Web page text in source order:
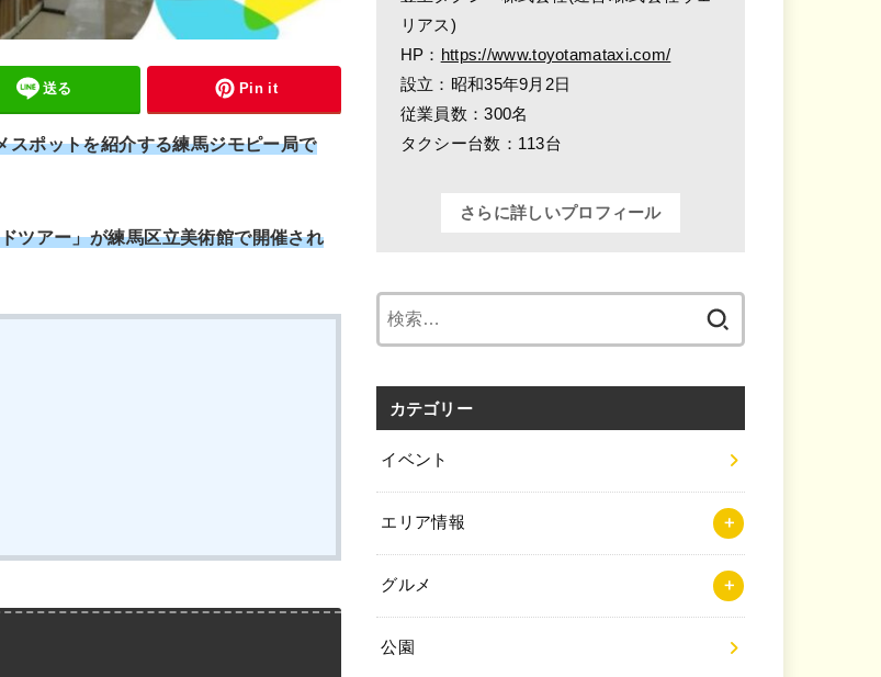
送る Pin it
スポットを紹介する練馬ジモピー局で
ツアー」が練馬区立美術館で開催され
リアス)
HP： https://www.toyotamataxi.com/
設立：昭和35年9月2日
従業員数：300名
タクシー台数：113台
さらに詳しいプロフィール
カテゴリー
イベント
エリア情報
グルメ
公園